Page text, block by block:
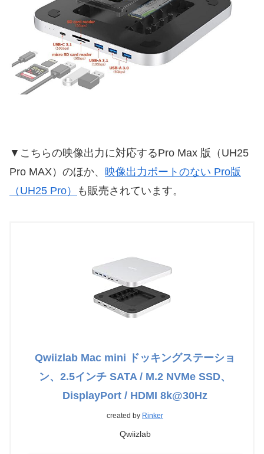
▼こちらの映像出力に対応するPro Max 版（UH25
Pro MAX）のほか、 映像出力ポートのない Pro版
（UH25 Pro）
も販売されています。
Qwiizlab Mac mini ドッキングステーショ
ン、2.5インチ SATA / M.2 NVMe SSD、
DisplayPort / HDMI 8k@30Hz
created by Rinker
Qwiizlab